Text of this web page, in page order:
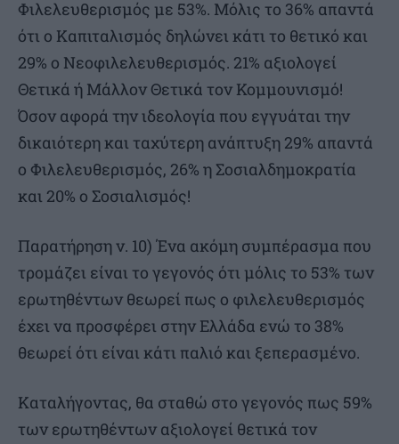
Φιλελευθερισμός με 53%. Μόλις το 36% απαντά
ότι ο Καπιταλισμός δηλώνει κάτι το θετικό και
29% ο Νεοφιλελευθερισμός. 21% αξιολογεί
Θετικά ή Μάλλον Θετικά τον Κομμουνισμό!
Όσον αφορά την ιδεολογία που εγγυάται την
δικαιότερη και ταχύτερη ανάπτυξη 29% απαντά
ο Φιλελευθερισμός, 26% η Σοσιαλδημοκρατία
και 20% ο Σοσιαλισμός!
Παρατήρηση ν. 10) Ένα ακόμη συμπέρασμα που
τρομάζει είναι το γεγονός ότι μόλις το 53% των
ερωτηθέντων θεωρεί πως ο φιλελευθερισμός
έχει να προσφέρει στην Ελλάδα ενώ το 38%
θεωρεί ότι είναι κάτι παλιό και ξεπερασμένο.
Καταλήγοντας, θα σταθώ στο γεγονός πως 59%
των ερωτηθέντων αξιολογεί θετικά τον